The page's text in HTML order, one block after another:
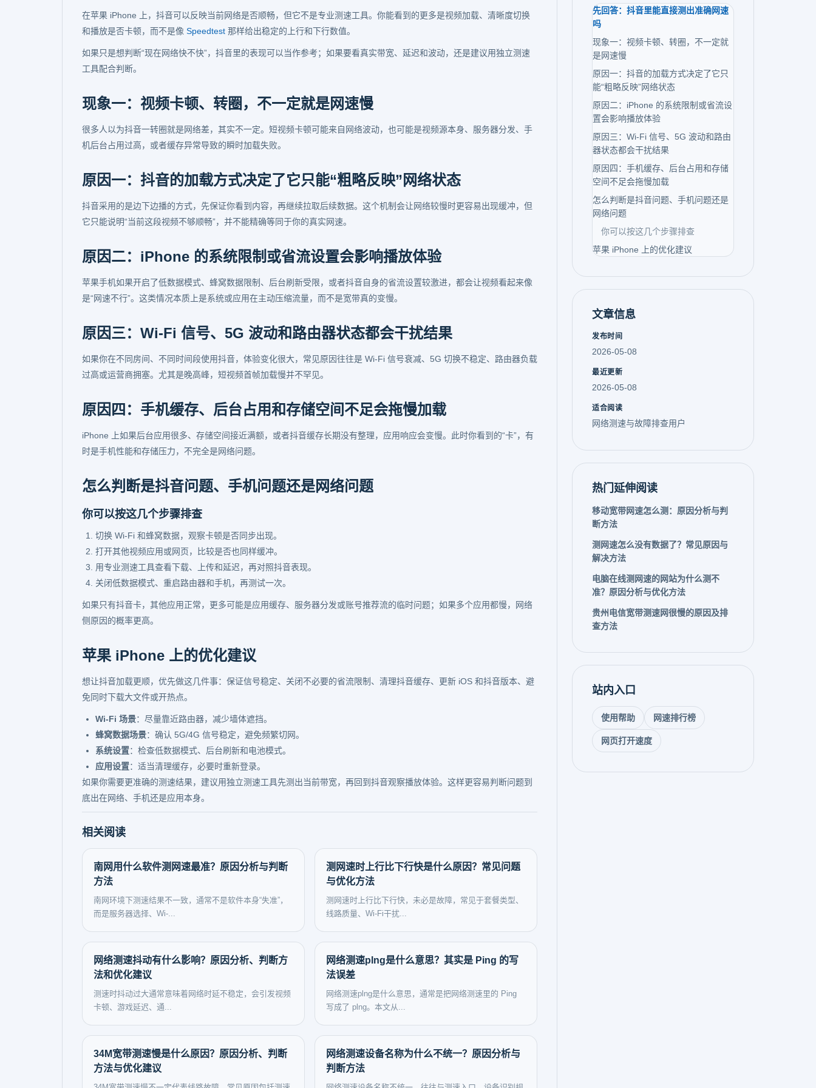
在苹果 iPhone 上，抖音可以反映当前网络是否顺畅，但它不是专业测速工具。你能看到的更多是视频加载、清晰度切换
和播放是否卡顿，而不是像 Speedtest 那样给出稳定的上行和下行数值。
如果只是想判断“现在网络快不快”，抖音里的表现可以当作参考；如果要看真实带宽、延迟和波动，还是建议用独立测速
工具配合判断。
现象一：视频卡顿、转圈，不一定就是网速慢
很多人以为抖音一转圈就是网络差，其实不一定。短视频卡顿可能来自网络波动，也可能是视频源本身、服务器分发、手
机后台占用过高，或者缓存异常导致的瞬时加载失败。
原因一：抖音的加载方式决定了它只能“粗略反映”网络状态
抖音采用的是边下边播的方式，先保证你看到内容，再继续拉取后续数据。这个机制会让网络较慢时更容易出现缓冲，但
它只能说明“当前这段视频不够顺畅”，并不能精确等同于你的真实网速。
原因二：iPhone 的系统限制或省流设置会影响播放体验
苹果手机如果开启了低数据模式、蜂窝数据限制、后台刷新受限，或者抖音自身的省流设置较激进，都会让视频看起来像
是“网速不行”。这类情况本质上是系统或应用在主动压缩流量，而不是宽带真的变慢。
原因三：Wi-Fi 信号、5G 波动和路由器状态都会干扰结果
如果你在不同房间、不同时间段使用抖音，体验变化很大，常见原因往往是 Wi-Fi 信号衰减、5G 切换不稳定、路由器负载
过高或运营商拥塞。尤其是晚高峰，短视频首帧加载慢并不罕见。
原因四：手机缓存、后台占用和存储空间不足会拖慢加载
iPhone 上如果后台应用很多、存储空间接近满额，或者抖音缓存长期没有整理，应用响应会变慢。此时你看到的“卡”，有
时是手机性能和存储压力，不完全是网络问题。
怎么判断是抖音问题、手机问题还是网络问题
你可以按这几个步骤排查
切换 Wi-Fi 和蜂窝数据，观察卡顿是否同步出现。
打开其他视频应用或网页，比较是否也同样缓冲。
用专业测速工具查看下载、上传和延迟，再对照抖音表现。
关闭低数据模式、重启路由器和手机，再测试一次。
如果只有抖音卡，其他应用正常，更多可能是应用缓存、服务器分发或账号推荐流的临时问题；如果多个应用都慢，网络
侧原因的概率更高。
苹果 iPhone 上的优化建议
想让抖音加载更顺，优先做这几件事：保证信号稳定、关闭不必要的省流限制、清理抖音缓存、更新 iOS 和抖音版本、避
免同时下载大文件或开热点。
Wi-Fi 场景：尽量靠近路由器，减少墙体遮挡。
蜂窝数据场景：确认 5G/4G 信号稳定，避免频繁切网。
系统设置：检查低数据模式、后台刷新和电池模式。
应用设置：适当清理缓存，必要时重新登录。
如果你需要更准确的测速结果，建议用独立测速工具先测出当前带宽，再回到抖音观察播放体验。这样更容易判断问题到
底出在网络、手机还是应用本身。
相关阅读
南网用什么软件测网速最准？原因分析与判断
方法
南网环境下测速结果不一致，通常不是软件本身“失准”，
而是服务器选择、Wi-...
测网速时上行比下行快是什么原因？常见问题
与优化方法
测网速时上行比下行快，未必是故障，常见于套餐类型、
线路质量、Wi-Fi干扰...
网络测速抖动有什么影响？原因分析、判断方
法和优化建议
测速时抖动过大通常意味着网络时延不稳定，会引发视频
卡顿、游戏延迟、通...
网络测速plng是什么意思？其实是 Ping 的写
法误差
网络测速plng是什么意思，通常是把网络测速里的 Ping
写成了 plng。本文从...
34M宽带测速慢是什么原因？原因分析、判断
方法与优化建议
网络测速设备名称为什么不统一？原因分析与
判断方法
先回答：抖音里能直接测出准确网速
吗
现象一：视频卡顿、转圈，不一定就
是网速慢
原因一：抖音的加载方式决定了它只
能“粗略反映”网络状态
原因二：iPhone 的系统限制或省流设
置会影响播放体验
原因三：Wi-Fi 信号、5G 波动和路由
器状态都会干扰结果
原因四：手机缓存、后台占用和存储
空间不足会拖慢加载
怎么判断是抖音问题、手机问题还是
网络问题
你可以按这几个步骤排查
苹果 iPhone 上的优化建议
文章信息
发布时间
2026-05-08
最近更新
2026-05-08
适合阅读
网络测速与故障排查用户
热门延伸阅读
移动宽带网速怎么测：原因分析与判
断方法
测网速怎么没有数据了？常见原因与
解决方法
电脑在线测网速的网站为什么测不
准？原因分析与优化方法
贵州电信宽带测速网很慢的原因及排
查方法
站内入口
使用帮助 网速排行榜
网页打开速度